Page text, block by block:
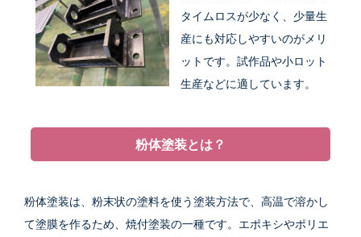
タイムロスが少なく、少量生
産にも対応しやすいのがメリ
ットです。試作品や小ロット
生産などに適しています。
粉体塗装とは？
粉体塗装は、粉末状の塗料を使う塗装方法で、高温で溶かし
て塗膜を作るため、焼付塗装の一種です。エポキシやポリエ